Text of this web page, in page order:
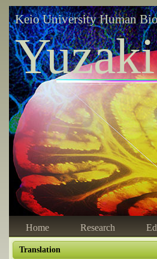
Keio University Human
Home Research
Translation